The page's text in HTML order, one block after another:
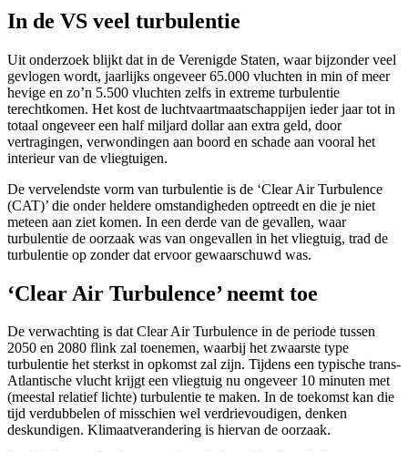
In de VS veel turbulentie
Uit onderzoek blijkt dat in de Verenigde Staten, waar bijzonder veel
gevlogen wordt, jaarlijks ongeveer 65.000 vluchten in min of meer
hevige en zo’n 5.500 vluchten zelfs in extreme turbulentie
terechtkomen. Het kost de luchtvaartmaatschappijen ieder jaar tot in
totaal ongeveer een half miljard dollar aan extra geld, door
vertragingen, verwondingen aan boord en schade aan vooral het
interieur van de vliegtuigen.
De vervelendste vorm van turbulentie is de ‘Clear Air Turbulence
(CAT)’ die onder heldere omstandigheden optreedt en die je niet
meteen aan ziet komen. In een derde van de gevallen, waar
turbulentie de oorzaak was van ongevallen in het vliegtuig, trad de
turbulentie op zonder dat ervoor gewaarschuwd was.
‘Clear Air Turbulence’ neemt toe
De verwachting is dat Clear Air Turbulence in de periode tussen
2050 en 2080 flink zal toenemen, waarbij het zwaarste type
turbulentie het sterkst in opkomst zal zijn. Tijdens een typische trans-
Atlantische vlucht krijgt een vliegtuig nu ongeveer 10 minuten met
(meestal relatief lichte) turbulentie te maken. In de toekomst kan die
tijd verdubbelen of misschien wel verdrievoudigen, denken
deskundigen. Klimaatverandering is hiervan de oorzaak.